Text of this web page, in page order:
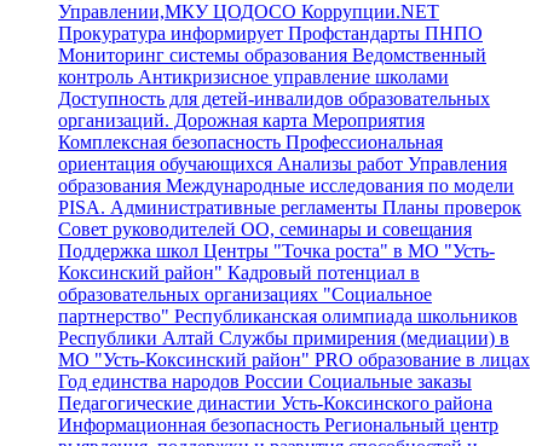
Управлении,МКУ ЦОДОСО Коррупции.NET
Прокуратура информирует Профстандарты ПНПО
Мониторинг системы образования Ведомственный
контроль Антикризисное управление школами
Доступность для детей-инвалидов образовательных
организаций. Дорожная карта Мероприятия
Комплексная безопасность Профессиональная
ориентация обучающихся Анализы работ Управления
образования Международные исследования по модели
PISA. Административные регламенты Планы проверок
Совет руководителей ОО, семинары и совещания
Поддержка школ Центры "Точка роста" в МО "Усть-
Коксинский район" Кадровый потенциал в
образовательных организациях "Социальное
партнерство" Республиканская олимпиада школьников
Республики Алтай Службы примирения (медиации) в
МО "Усть-Коксинский район" PRO образование в лицах
Год единства народов России Социальные заказы
Педагогические династии Усть-Коксинского района
Информационная безопасность Региональный центр